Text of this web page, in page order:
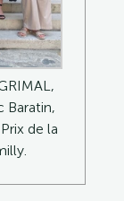
Baratin,
de la